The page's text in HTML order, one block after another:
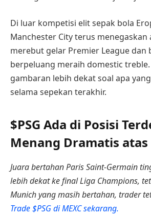
Di luar kompetisi elit sepak bola
Manchester City terus
merebut gelar Premier League dan
berpeluang meraih domestic
gambaran lebih dekat soal apa
selama sepekan terakhir.
$PSG Ada di Posisi
Menang Dramatis
Juara bertahan Paris Saint-Germain
lebih dekat ke final Liga Champions,
Munich yang masih bertahan, trader
Trade $PSG di MEXC sekarang.